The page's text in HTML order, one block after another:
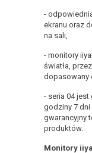
-
ekranu oraz
na sali,
- monitory
światła,
dopasowany
- seria 04
godziny 7 dni
gwarancyjny
produktów.
Monitory